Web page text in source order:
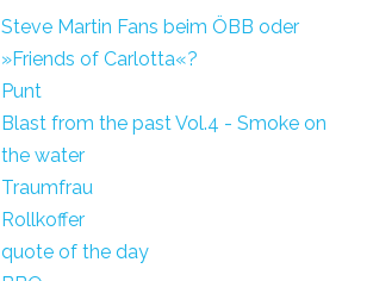
Steve Martin Fans beim ÖBB oder
»Friends of Carlotta«?
Punt
Blast from the past Vol.4 - Smoke on
the water
Traumfrau
Rollkoffer
quote of the day